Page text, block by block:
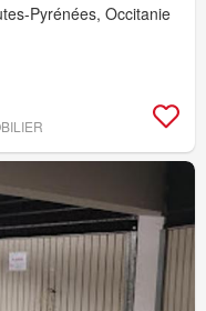
Pyrénées, Occitanie